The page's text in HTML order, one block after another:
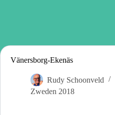
Vänersborg-Ekenäs
Rudy Schoonveld
Zweden 2018